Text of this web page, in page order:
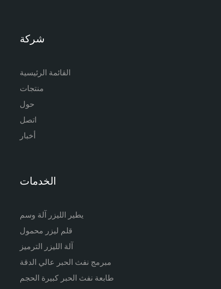
شركة
القائمة الرئيسية
منتجات
حول
اتصل
أخبار
الخدمات
يطير الليزر آلة وسم
قلم ليزر محمول
آلة الليزر الترميز
مبرمج نفث الحبر عالي الدقة
طابعة نفث الحبر كبيرة الحجم